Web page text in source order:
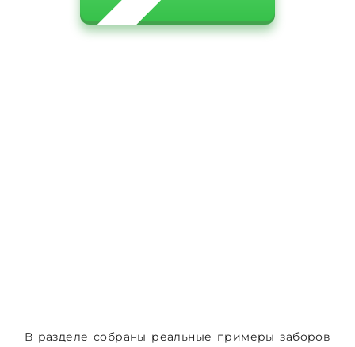
В разделе собраны реальные примеры заборов